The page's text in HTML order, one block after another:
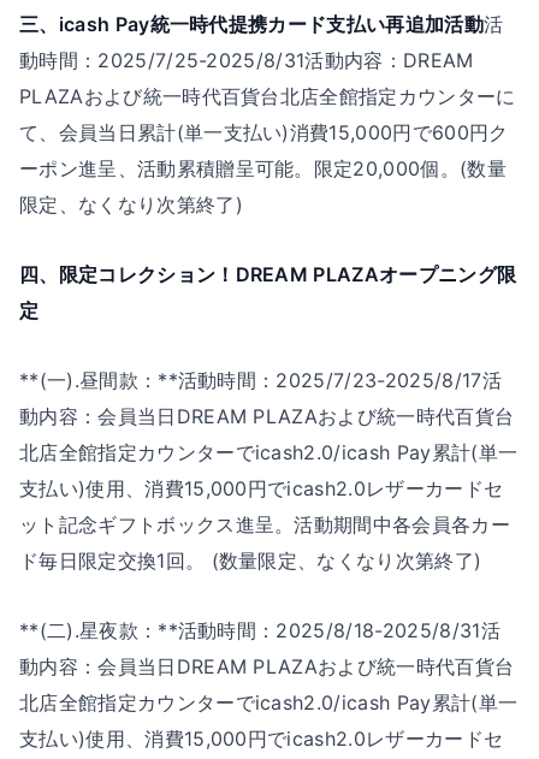
三、icash Pay統一時代提携カード支払い再追加活動活
動時間：2025/7/25-2025/8/31活動内容：DREAM
PLAZAおよび統一時代百貨台北店全館指定カウンターに
て、会員当日累計(単一支払い)消費15,000円で600円ク
ーポン進呈、活動累積贈呈可能。限定20,000個。(数量
限定、なくなり次第終了)
四、限定コレクション！DREAM PLAZAオープニング限
定
**(一).昼間款：**活動時間：2025/7/23-2025/8/17活
動内容：会員当日DREAM PLAZAおよび統一時代百貨台
北店全館指定カウンターでicash2.0/icash Pay累計(単一
支払い)使用、消費15,000円でicash2.0レザーカードセ
ット記念ギフトボックス進呈。活動期間中各会員各カー
ド毎日限定交換1回。 (数量限定、なくなり次第終了)
**(二).星夜款：**活動時間：2025/8/18-2025/8/31活
動内容：会員当日DREAM PLAZAおよび統一時代百貨台
北店全館指定カウンターでicash2.0/icash Pay累計(単一
支払い)使用、消費15,000円でicash2.0レザーカードセ